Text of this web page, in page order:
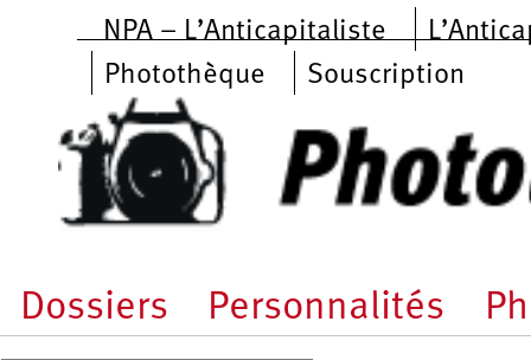
Aller au contenu principal
NPA – L’Anticapitaliste
Photothèque
Souscription
Dossiers Personnalités